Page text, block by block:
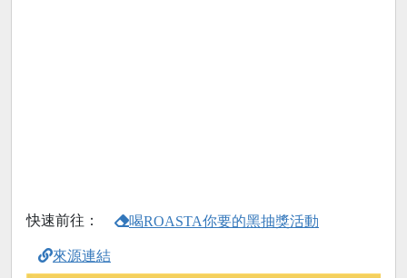
快速前往： 喝ROASTA你要的黑抽獎活動
來源連結